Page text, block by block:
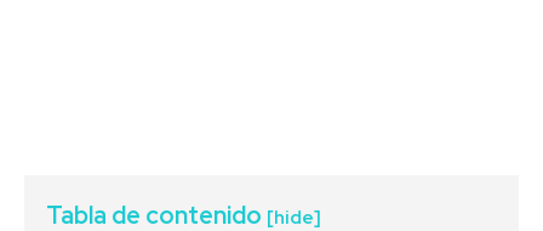
Tabla de contenido [hide]